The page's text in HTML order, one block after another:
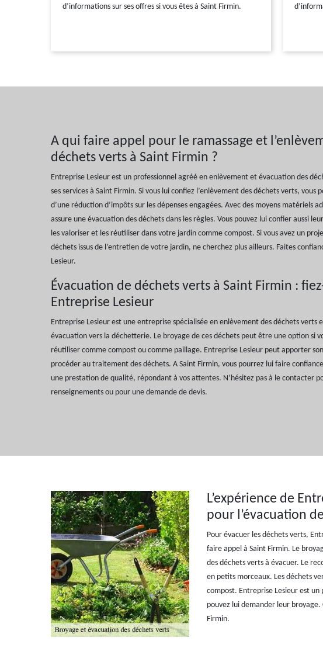
d’informations sur ses offres si vous êtes à Saint Firmin.
A qui faire appel pour le ramassage et
déchets verts à Saint Firmin ?
Entreprise Lesieur est un professionnel agréé en enlèvement et évacuation des
ses services à Saint Firmin. Si vous lui confiez l’enlèvement des déchets verts, vous
d’une réduction d’impôts sur les dépenses engagées. Avec des moyens matériels
assure une évacuation des déchets dans les règles. Vous pouvez lui confier aussi
les valoriser et les réutiliser dans votre jardin comme compost. Si vous avez un
déchets issus de l’entretien de votre jardin, ne cherchez plus ailleurs. Faites
Lesieur.
Évacuation de déchets verts à Saint Firmin :
Entreprise Lesieur
Entreprise Lesieur est une entreprise spécialisée en enlèvement des déchets verts
évacuation vers la déchetterie. Le broyage de ces déchets peut être une option si
réutiliser comme compost ou comme paillage. Entreprise Lesieur peut apporter
procéder au traitement des déchets. A Saint Firmin, vous pourrez lui faire
une prestation de qualité, répondant à vos attentes. N’hésitez pas à le contacter
renseignements ou pour une demande de devis.
L’expérience de
pour l’évacuation
Pour évacuer les déchets verts,
faire appel à Saint Firmin. Le
des déchets verts à évacuer. Le
en petits morceaux. Les déchets
compost. Entreprise Lesieur est un
pouvez lui demander leur broyage.
Firmin.